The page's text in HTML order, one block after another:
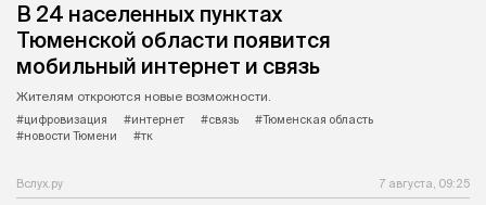
В 24 населенных пунктах
Тюменской области появится
мобильный интернет и связь
Жителям откроются новые возможности.
#цифровизация
#интернет #связь
#Тюменская область
#новости Тюмени
#тк
Вслух.ру 7 августа, 09:25